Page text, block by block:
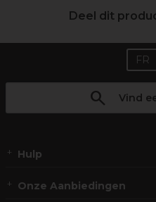
Deel dit
FR
Vind
Hulp
Onze Aanbiedingen